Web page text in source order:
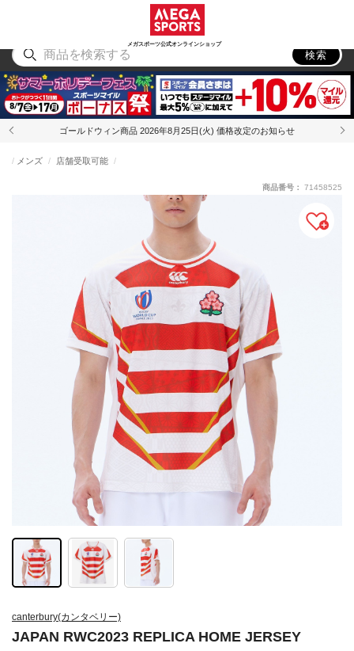
メガスポーツ公式オンラインショップ
アウトドア
検索
ゴールドウィン商品 2026年8月25日(火) 価格改定のお知らせ
canterbury(カンタベリー)
JAPAN RWC2023 REPLICA HOME JERSEY
メンズ 店舗受取可能
商品番号： 71458525